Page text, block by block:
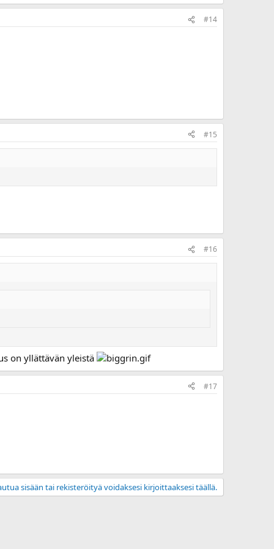
#14
#15
#16
on yllättävän yleistä
#17
sisään tai rekisteröityä voidaksesi kirjoittaaksesi täällä.